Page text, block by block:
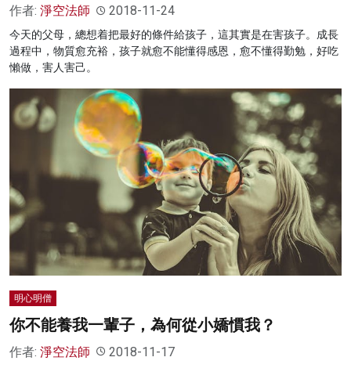
作者: 淨空法師 2018-11-24
今天的父母，總想着把最好的條件給孩子，這其實是在害孩子。成長
過程中，物質愈充裕，孩子就愈不能懂得感恩，愈不懂得勤勉，好吃
懶做，害人害己。
明心明僧
你不能養我一輩子，為何從小嬌慣我？
作者: 淨空法師 2018-11-17